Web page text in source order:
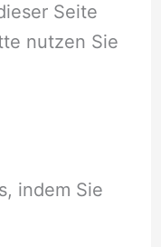
Seite
nutzen Sie
indem Sie